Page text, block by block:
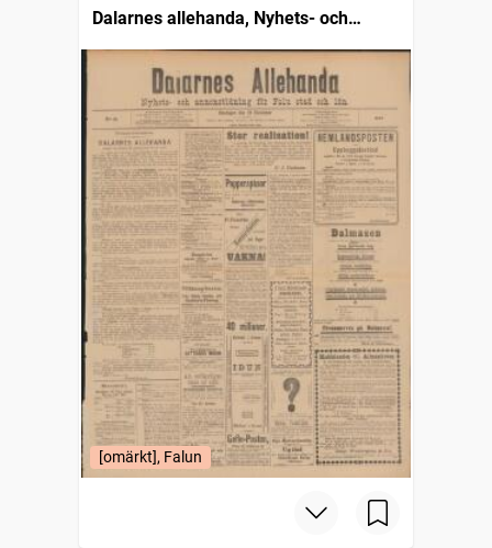
Dalarnes allehanda, Nyhets- och
annonstidning för Falu stad och län
[omärkt], Falun